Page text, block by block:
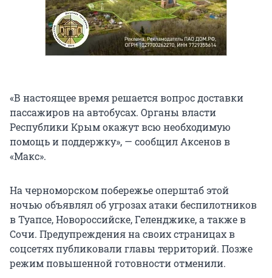
«В настоящее время решается вопрос доставки
пассажиров на автобусах. Органы власти
Республики Крым окажут всю необходимую
помощь и поддержку», — сообщил Аксенов в
«Макс».
На черноморском побережье оперштаб этой
ночью объявлял об угрозах атаки беспилотников
в Туапсе, Новороссийске, Геленджике, а также в
Сочи. Предупреждения на своих страницах в
соцсетях публиковали главы территорий. Позже
режим повышенной готовности отменили.